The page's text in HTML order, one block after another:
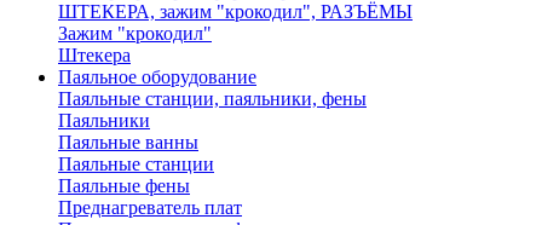
ШТЕКЕРА, зажим "крокодил", РАЗЪЁМЫ
Зажим "крокодил"
Штекера
Паяльное оборудование
Паяльные станции, паяльники, фены
Паяльники
Паяльные ванны
Паяльные станции
Паяльные фены
Преднагреватель плат